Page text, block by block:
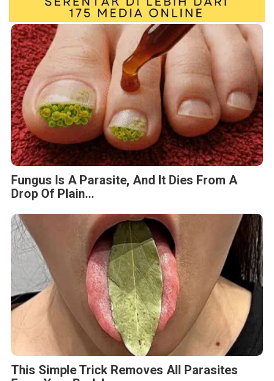
Fungus Is A Parasite, And It Dies From A
Drop Of Plain...
This Simple Trick Removes All Parasites